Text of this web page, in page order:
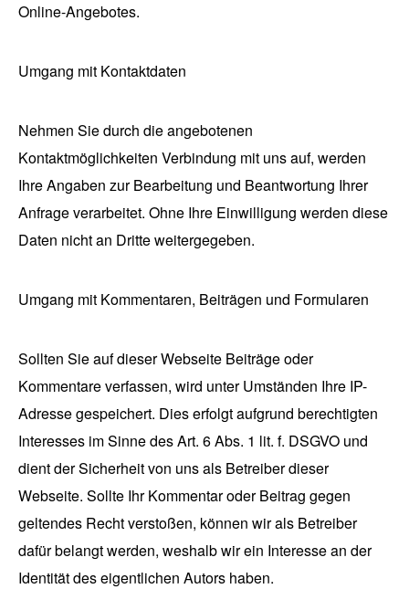
Online-Angebotes.
Umgang mit Kontaktdaten
Nehmen Sie durch die angebotenen
Kontaktmöglichkeiten Verbindung mit uns auf, werden
Ihre Angaben zur Bearbeitung und Beantwortung Ihrer
Anfrage verarbeitet. Ohne Ihre Einwilligung werden diese
Daten nicht an Dritte weitergegeben.
Umgang mit Kommentaren, Beiträgen und Formularen
Sollten Sie auf dieser Webseite Beiträge oder
Kommentare verfassen, wird unter Umständen Ihre IP-
Adresse gespeichert. Dies erfolgt aufgrund berechtigten
Interesses im Sinne des Art. 6 Abs. 1 lit. f. DSGVO und
dient der Sicherheit von uns als Betreiber dieser
Webseite. Sollte Ihr Kommentar oder Beitrag gegen
geltendes Recht verstoßen, können wir als Betreiber
dafür belangt werden, weshalb wir ein Interesse an der
Identität des eigentlichen Autors haben.